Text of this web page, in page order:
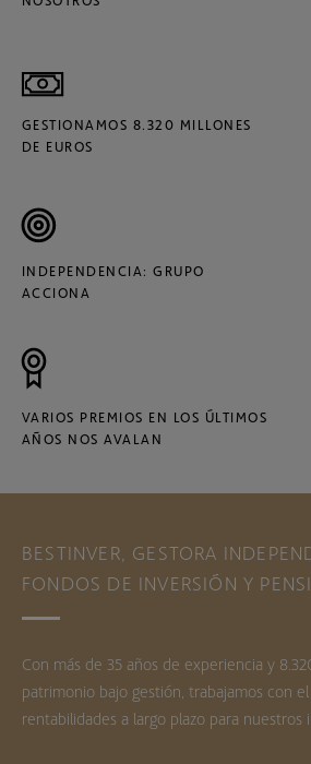
GESTIONAMOS 8.320 MILLONES
DE EUROS
INDEPENDENCIA: GRUPO
ACCIONA
VARIOS PREMIOS EN LOS ÚLTIMOS
AÑOS NOS AVALAN
BESTINVER, GESTORA
FONDOS DE INVERSIÓN Y
Con más de 35 años de experiencia y
patrimonio bajo gestión, trabajamos con
rentabilidades a largo plazo para nuestros